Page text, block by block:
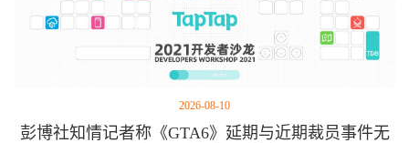
2026-08-10
彭博社知情记者称《GTA6》延期与近期裁员事件无